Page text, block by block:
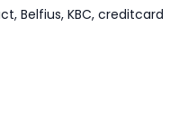
Belfius, KBC, creditcard